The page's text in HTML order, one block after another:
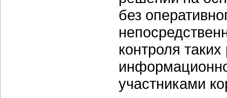
без
контроля
участниками